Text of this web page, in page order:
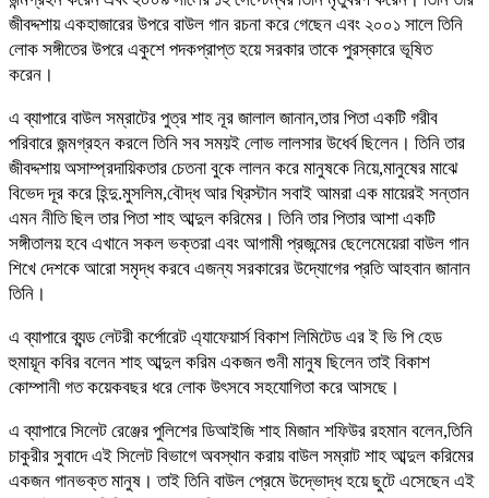
জীবদ্দশায় একহাজারের উপরে বাউল গান রচনা করে গেছেন এবং ২০০১ সালে তিনি
লোক সঙ্গীতের উপরে একুশে পদকপ্রাপ্ত হয়ে সরকার তাকে পুরস্কারে ভূষিত
করেন।
এ ব্যাপারে বাউল সম্রাটের পুত্র শাহ নূর জালাল জানান,তার পিতা একটি গরীব
পরিবারে জন্মগ্রহন করলে তিনি সব সময়ই লোভ লালসার উধের্ব ছিলেন। তিনি তার
জীবদ্দশায় অসাম্প্রদায়িকতার চেতনা বুকে লালন করে মানুষকে নিয়ে,মানুষের মাঝে
বিভেদ দূর করে হিন্দু.মুসলিম,বৌদ্ধ আর খ্রিস্টান সবাই আমরা এক মায়েরই সন্তান
এমন নীতি ছিল তার পিতা শাহ আব্দুল করিমের। তিনি তার পিতার আশা একটি
সঙ্গীতালয় হবে এখানে সকল ভক্তরা এবং আগামী প্রজন্মের ছেলেমেয়েরা বাউল গান
শিখে দেশকে আরো সমৃদ্ধ করবে এজন্য সরকারের উদ্যোগের প্রতি আহবান জানান
তিনি।
এ ব্যাপারে ব্যন্ড লেটরী কর্পোরেট এ্যাফেয়ার্স বিকাশ লিমিটেড এর ই ভি পি হেড
হুমায়ূন কবির বলেন শাহ আব্দুল করিম একজন গুনী মানুষ ছিলেন তাই বিকাশ
কোম্পানী গত কয়েকবছর ধরে লোক উৎসবে সহযোগিতা করে আসছে।
এ ব্যাপারে সিলেট রেঞ্জের পুলিশের ডিআইজি শাহ মিজান শফিউর রহমান বলেন,তিনি
চাকুরীর সুবাদে এই সিলেট বিভাগে অবস্থান করায় বাউল সম্রাট শাহ আব্দুল করিমের
একজন গানভক্ত মানুষ। তাই তিনি বাউল প্রেমে উদ্ভোদ্ধ হয়ে ছুটে এসেছেন এই